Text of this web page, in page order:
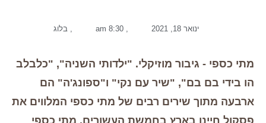
ינואר 18, 2021 8:30 am בלוג
מתי כספי - גיבור מוזיקלי. "ילדותי השניה", "כלבלב
הו בידי בם בם", "שיר עם נקי" ו"ספונג'ה" הם
ארבעה מתוך שירים רבים של מתי כספי המלווים את
פסקול חיינו בארץ בחמשת העשורים. מתי כספי